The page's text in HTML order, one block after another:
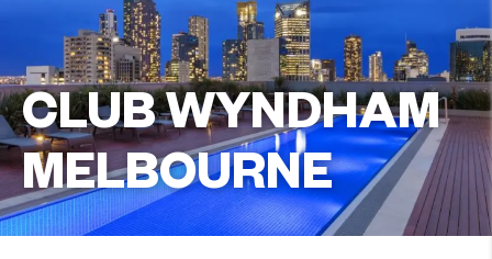
CLUB WYNDHAM
MELBOURNE